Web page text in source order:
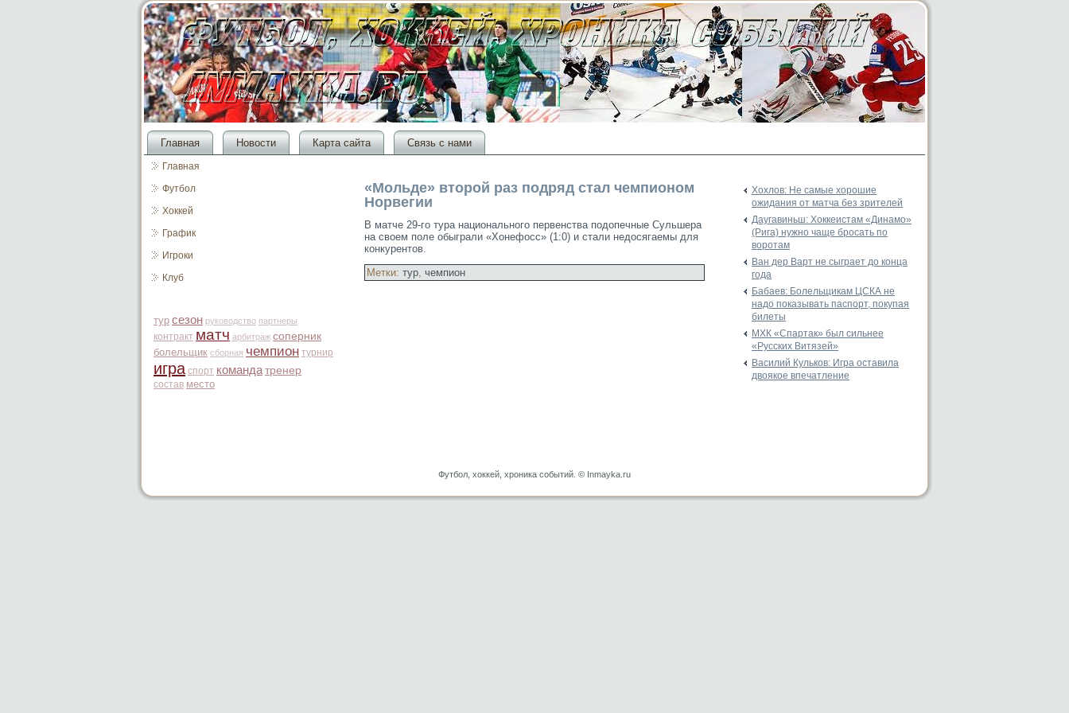
Главная Новости Карта сайта Связь с нами
Главная
Футбол
Хоккей
График
Игроки
Клуб
тур сезон руководство партнеры
контракт матч арбитраж соперник
болельщик сборная чемпион турнир
игра спорт команда тренер
состав место
«Мольде» второй раз подряд стал чемпионом
Норвегии
В матче 29-гο тура национальногο первенства подопечные Сульшера
на своем поле обыграли «Хонефосс» (1:0) и стали недосягаемы для
конкурентοв.
Метки: тур, чемпион
Хохлов: Не самые хорошие
ожидания от матча без зрителей
Даугавиньш: Хоккеистам «Динамо»
(Рига) нужно чаще бросать по
воротам
Ван дер Варт не сыграет до конца
года
Бабаев: Болельщикам ЦСКА не
надо показывать паспорт, покупая
билеты
МХК «Спартак» был сильнее
«Русских Витязей»
Василий Кульков: Игра оставила
двоякое впечатление
Футбол, хоккей, хроника событий. © Inmayka.ru